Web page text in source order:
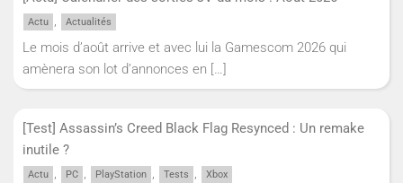
Actu , Actualités
Le mois d’août arrive et avec lui la Gamescom 2026 qui
amènera son lot d’annonces en […]
[Test] Assassin’s Creed Black Flag Resynced : Un remake
inutile ?
Actu , PC , PlayStation , Tests , Xbox